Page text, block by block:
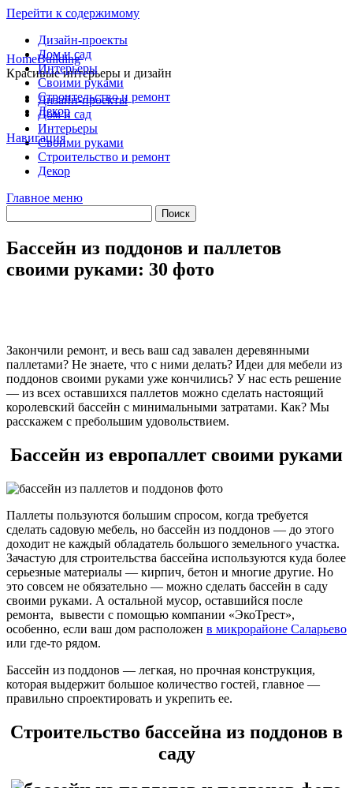
Перейти к содержимому
Дизайн-проекты
Дом и сад
Интерьеры
Своими руками
Строительство и ремонт
Декор
Навигация
HomeBuilding
Красивые интерьеры и дизайн
Дизайн-проекты
Дом и сад
Интерьеры
Своими руками
Строительство и ремонт
Декор
Главное меню
Бассейн из поддонов и паллетов
своими руками: 30 фото
Закончили ремонт, и весь ваш сад завален деревянными
паллетами? Не знаете, что с ними делать? Идеи для мебели из
поддонов своими руками уже кончились? У нас есть решение
— из всех оставшихся паллетов можно сделать настоящий
королевский бассейн с минимальными затратами. Как? Мы
расскажем с пребольшим удовольствием.
Бассейн из европаллет своими руками
Паллеты пользуются большим спросом, когда требуется
сделать садовую мебель, но бассейн из поддонов — до этого
доходит не каждый обладатель большого земельного участка.
Зачастую для строительства бассейна используются куда более
серьезные материалы — кирпич, бетон и многие другие. Но
это совсем не обязательно — можно сделать бассейн в саду
своими руками. А остальной мусор, оставшийся после
ремонта, вывести с помощью компании «ЭкоТрест»,
особенно, если ваш дом расположен в микрорайоне Саларьево
или где-то рядом.
Бассейн из поддонов — легкая, но прочная конструкция,
которая выдержит большое количество гостей, главное —
правильно спроектировать и укрепить ее.
Строительство бассейна из поддонов в
саду